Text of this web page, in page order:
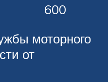
600
моторного
от